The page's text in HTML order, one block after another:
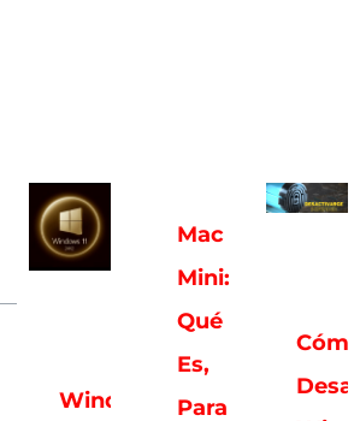
Windows
Mac
Mini:
Qué
Es,
Para